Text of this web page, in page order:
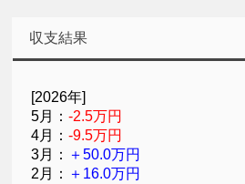
収支結果
[2026年]
5月：-2.5万円
4月：-9.5万円
3月： ＋50.0万円
2月： ＋16.0万円